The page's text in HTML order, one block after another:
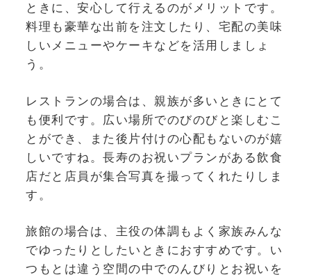
ときに、安心して行えるのがメリットです。
料理も豪華な出前を注文したり、宅配の美味
しいメニューやケーキなどを活用しましょ
う。
レストランの場合は、親族が多いときにとて
も便利です。広い場所でのびのびと楽しむこ
とができ、また後片付けの心配もないのが嬉
しいですね。長寿のお祝いプランがある飲食
店だと店員が集合写真を撮ってくれたりしま
す。
旅館の場合は、主役の体調もよく家族みんな
でゆったりとしたいときにおすすめです。い
つもとは違う空間の中でのんびりとお祝いを